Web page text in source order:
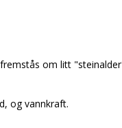
om litt
og vannkraft.